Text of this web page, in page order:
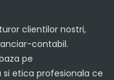
clientilor nostri,
contabil.
pe
etica profesionala ce